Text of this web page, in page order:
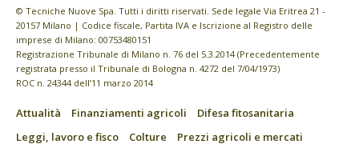
© Tecniche Nuove Spa. Tutti i diritti riservati. Sede legale Via Eritrea 21 -
20157 Milano | Codice fiscale, Partita IVA e Iscrizione al Registro delle
imprese di Milano: 00753480151
Registrazione Tribunale di Milano n. 76 del 5.3.2014 (Precedentemente
registrata presso il Tribunale di Bologna n. 4272 del 7/04/1973)
ROC n. 24344 dell’11 marzo 2014
Attualità Finanziamenti agricoli
Difesa fitosanitaria
Leggi, lavoro e fisco
Colture
Prezzi agricoli e mercati